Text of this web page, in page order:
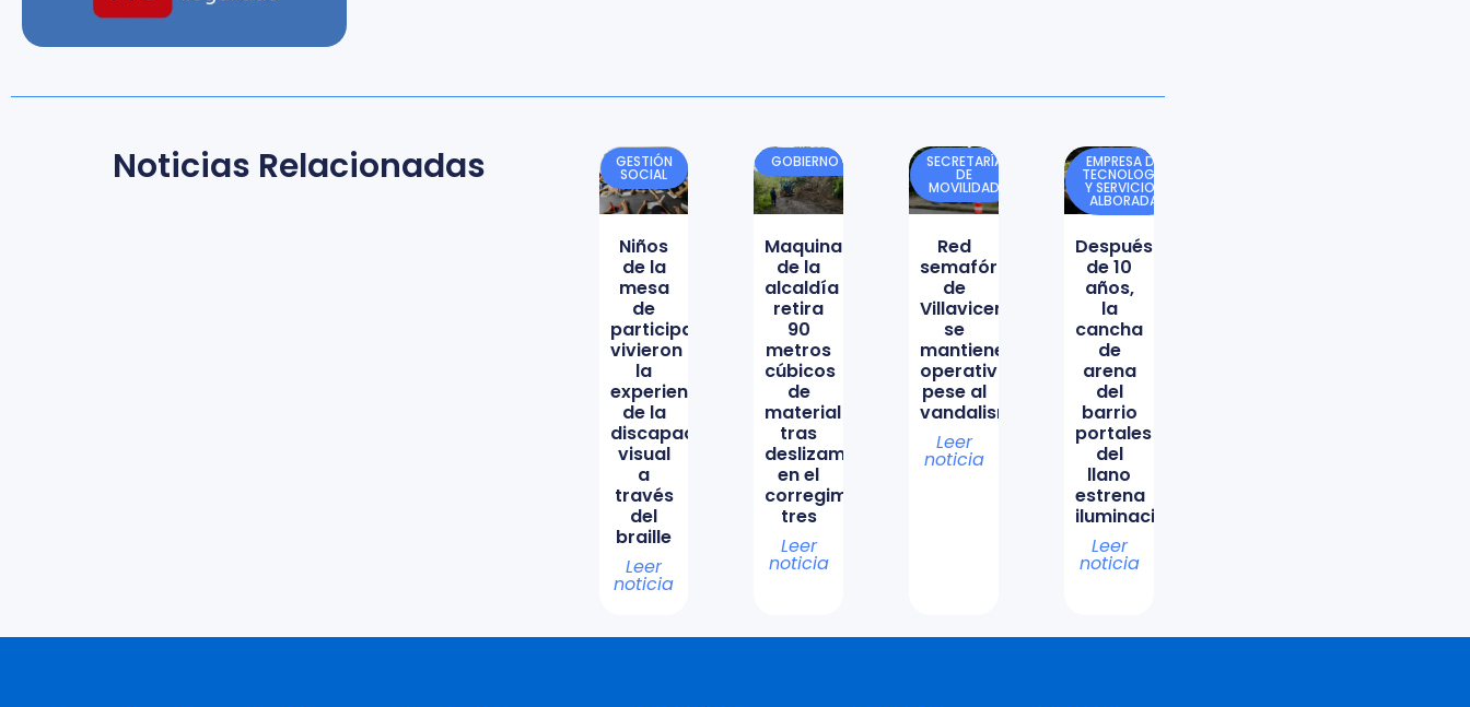
Noticias Relacionadas GESTIÓN
SOCIAL
Niños
de la
mesa
de
participación
vivieron
la
experiencia
de la
discapacidad
visual
a
través
del
braille
Leer
noticia
GOBIERNO
Maquinaria
de la
alcaldía
retira
90
metros
cúbicos
de
material
tras
deslizamiento
en el
corregimiento
tres
Leer
noticia
SECRETARÍA
DE
MOVILIDAD
Red
semafórica
de
Villavicencio
se
mantiene
operativa
pese al
vandalismo
Leer
noticia
EMPRESA DE
TECNOLOGÍA
Y SERVICIOS
ALBORADA
Después
de 10
años,
la
cancha
de
arena
del
barrio
portales
del
llano
estrena
iluminación
Leer
noticia